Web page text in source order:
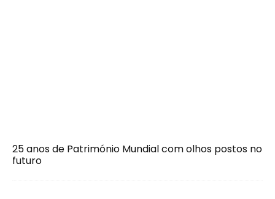
25 anos de Património Mundial com olhos postos no
futuro